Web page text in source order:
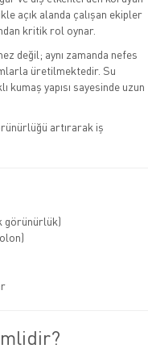
açık alanda çalışan ekipler
kritik rol oynar.
değil; aynı zamanda nefes
üretilmektedir. Su
kumaş yapısı sayesinde uzun
artırarak iş
görünürlük)